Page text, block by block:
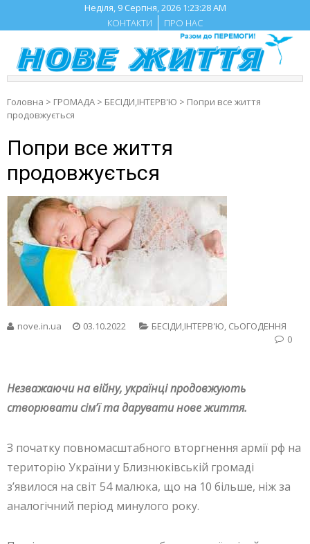
content
Неділя, 9 Серпня, 2026 1:23:29 AM
КОНТАКТИ
ПРО НАС
Головна > ГРОМАДА > БЕСIДИ,ІНТЕРВ'Ю > Попри все життя
продовжується
Попри все життя
продовжується
nove.in.ua 03.10.2022 БЕСIДИ,ІНТЕРВ'Ю СЬОГОДЕННЯ
0
Незважаючи на війну, українці продовжують
створювати сім’ї та дарувати нове життя.
З початку повномасштабного вторгнення армії рф на
територію України у Близнюківській громаді
з’явилося на світ 54 малюка, що на 10 більше, ніж за
аналогічний період минулого року.